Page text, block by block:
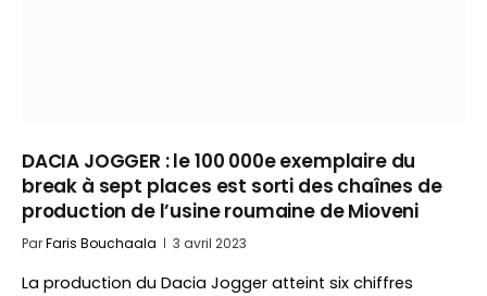
DACIA JOGGER : le 100 000e exemplaire du
break à sept places est sorti des chaînes de
production de l’usine roumaine de Mioveni
ParFaris Bouchaala 3 avril 2023
La production du Dacia Jogger atteint six chiffres